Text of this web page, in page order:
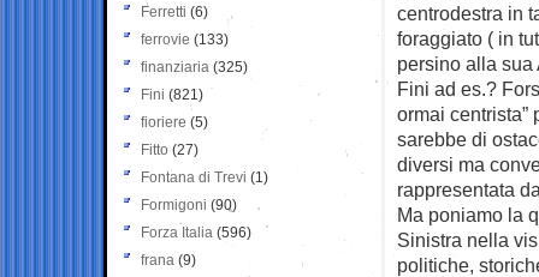
centrodestra in
foraggiato ( in
persino alla sua
Fini ad es.?
ormai centrista”
sarebbe di
diversi ma
rappresentata
Ma poniamo la
Sinistra nella
politiche,
Ferretti (6)
ferrovie (133)
finanziaria (325)
Fini (821)
fioriere (5)
Fitto (27)
Fontana di Trevi (1)
Formigoni (90)
Forza Italia (596)
frana (9)